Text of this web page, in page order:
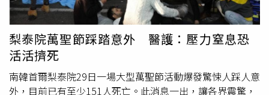
該怎麼詮釋，結果導演直接站起來示範。」他也逗趣地說：
「還好我有點慧根、一點就通了！」1989年出品的《悲情
城市》，是台灣政治解嚴之初，首部直接挑戰政治禁忌話題
和電檢尺度的電影。透過一個台灣基隆家族興衰，帶出一段
台灣最敏感的大歷史。當年一舉奪下威尼斯影展最佳影片金
獅獎，成為首部於世界三大影展掄元的國片，鼓舞台灣電影
創作者，開啟國片在全球各大影展引領風騷的美好年代。
爸的行為？自己會不會有一些改變？家人是否對於爸爸態度
改變？」最後也成為《神人之家》記錄了那個過程。由於自
己在拍攝《神人之家》時，其實也不斷質疑自己為何要將自
己家裡的事情拍給別人看時，還好有團隊的諮商讓拍攝家庭
錄像的初心能夠一直堅持。導演盧盈良受訪時，坦言父親罹
癌後醫藥費負擔不小。（圖／林士傑攝）盧盈良也提到一個
有趣的事情，就是盧爸爸什麼賭博樣樣精通，四色牌、天
梨泰院萬聖節踩踏意外 醫護：壓力窒息恐
活活擠死
南韓首爾梨泰院29日一場大型萬聖節活動爆發驚悚人踩人意
外，目前已有至少151人死亡。此消息一出，讓各界震驚，